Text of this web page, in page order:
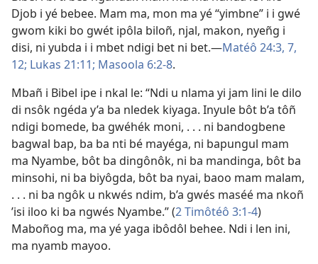
Djob i yé bebee. Mam ma, mon ma yé “yimbne” i i gwé
gwom kiki bo gwét ipôla biloñ, njal, makon, nyeñg i
disi, ni yubda i i mbet ndigi bet ni bet.​—Matéô 24:3, 7,
12; Lukas 21:11; Masoola 6:2-8.
Mbañ i Bibel ipe i nkal le: “Ndi u nlama yi jam lini le dilo
di nsôk ngéda y’a ba nledek kiyaga. Inyule bôt b’a tôñ
ndigi bomede, ba gwéhék moni, . . . ni bandogbene
bagwal bap, ba ba nti bé mayéga, ni bapungul mam
ma Nyambe, bôt ba dingônôk, ni ba mandinga, bôt ba
minsohi, ni ba biyôgda, bôt ba nyai, baoo mam malam,
. . . ni ba ngôk u nkwés ndim, b’a gwés maséé ma nkoñ
’isi iloo ki ba ngwés Nyambe.” (2 Timôtéô 3:1-4)
Maboñog ma, ma yé yaga ibôdôl behee. Ndi i len ini,
ma nyamb mayoo.